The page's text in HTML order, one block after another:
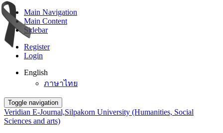
Main Navigation
Main Content
Sidebar
Register
Login
English
ภาษาไทย
Toggle navigation
Veridian E-Journal,Silpakorn University (Humanities, Social
Sciences and arts)